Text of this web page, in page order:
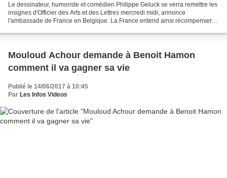
Le dessinateur, humoriste et comédien Philippe Geluck se verra remettre les
insignes d'Officier des Arts et des Lettres mercredi midi, annonce
l'ambassade de France en Belgique. La France entend ainsi récompenser
Mouloud Achour demande à Benoit Hamon
comment il va gagner sa vie
Publié le 14/06/2017 à 10:45
Par Les Infos Videos